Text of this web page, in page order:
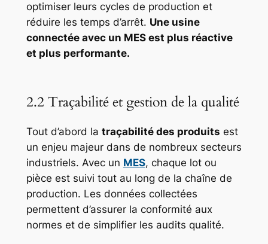
optimiser leurs cycles de production et
réduire les temps d’arrêt. Une usine
connectée avec un MES est plus réactive
et plus performante.
2.2 Traçabilité et gestion de la qualité
Tout d’abord la traçabilité des produits est
un enjeu majeur dans de nombreux secteurs
industriels. Avec un MES, chaque lot ou
pièce est suivi tout au long de la chaîne de
production. Les données collectées
permettent d’assurer la conformité aux
normes et de simplifier les audits qualité.